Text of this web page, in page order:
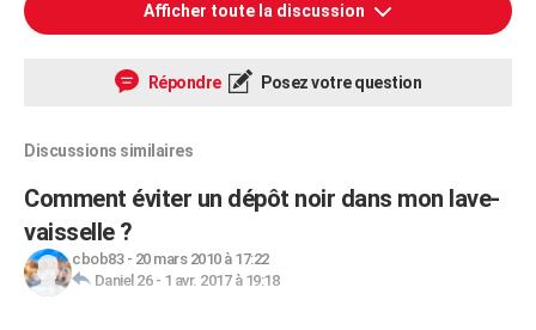
Afficher toute la discussion
Répondre Posez votre question
Discussions similaires
Comment éviter un dépôt noir dans mon lave-
vaisselle ?
cbob83- 20 mars 2010 à 17:22
Daniel 26- 1 avr. 2017 à 19:18